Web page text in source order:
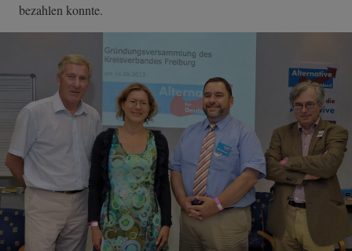
bezahlen konnte.